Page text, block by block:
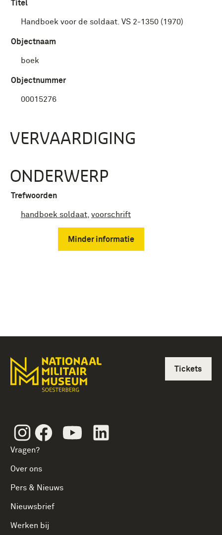
Titel
Handboek voor de soldaat. VS 2-1350 (1970)
Objectnaam
boek
Objectnummer
00015276
VERVAARDIGING
ONDERWERP
Trefwoorden
handboek soldaat voorschrift
Minder informatie
InstagramFacebookYoutube
Vragen?
Over ons
Pers & Nieuws
Nieuwsbrief
Werken bij
Tickets